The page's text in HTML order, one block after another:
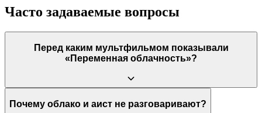
Часто задаваемые вопросы
Перед каким мультфильмом показывали
«Переменная облачность»?
Этот короткометражный фильм демонстрировался в
Почему облако и аист не разговаривают?